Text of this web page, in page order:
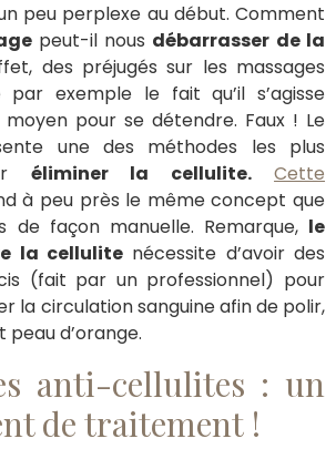
peu perplexe au début. Comment
peut-il nous débarrasser de la
des préjugés sur les massages
exemple le fait qu’il s’agisse
moyen pour se détendre. Faux ! Le
une des méthodes les plus
éliminer la cellulite.
Cette
à peu près le même concept que
de façon manuelle. Remarque, le
la cellulite nécessite d’avoir des
(fait par un professionnel) pour
la circulation sanguine afin de polir,
peau d’orange.
anti-cellulites : un
de traitement !